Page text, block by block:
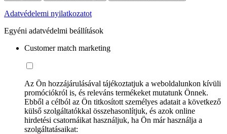
Adatvédelemi nyilatkozatot
Egyéni adatvédelmi beállítások
Customer match marketing
Az Ön hozzájárulásával tájékoztatjuk a weboldalunkon kívüli
promóciókról is, és releváns termékeket mutatunk Önnek.
Ebből a célból az Ön titkosított személyes adatait a következő
külső szolgáltatókkal összehasonlítjuk, és azok online
hirdetési csatornáikat használjuk, ha Ön már használja a
szolgáltatásaikat: